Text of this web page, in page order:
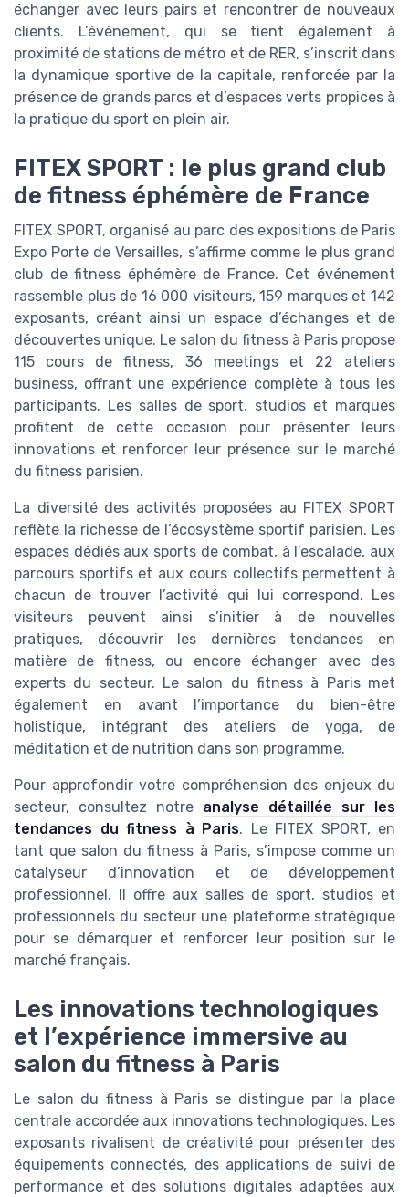
échanger avec leurs pairs et rencontrer de nouveaux
clients. L’événement, qui se tient également à
proximité de stations de métro et de RER, s’inscrit dans
la dynamique sportive de la capitale, renforcée par la
présence de grands parcs et d’espaces verts propices à
la pratique du sport en plein air.
FITEX SPORT : le plus grand club
de fitness éphémère de France
FITEX SPORT, organisé au parc des expositions de Paris
Expo Porte de Versailles, s’affirme comme le plus grand
club de fitness éphémère de France. Cet événement
rassemble plus de 16 000 visiteurs, 159 marques et 142
exposants, créant ainsi un espace d’échanges et de
découvertes unique. Le salon du fitness à Paris propose
115 cours de fitness, 36 meetings et 22 ateliers
business, offrant une expérience complète à tous les
participants. Les salles de sport, studios et marques
profitent de cette occasion pour présenter leurs
innovations et renforcer leur présence sur le marché
du fitness parisien.
La diversité des activités proposées au FITEX SPORT
reflète la richesse de l’écosystème sportif parisien. Les
espaces dédiés aux sports de combat, à l’escalade, aux
parcours sportifs et aux cours collectifs permettent à
chacun de trouver l’activité qui lui correspond. Les
visiteurs peuvent ainsi s’initier à de nouvelles
pratiques, découvrir les dernières tendances en
matière de fitness, ou encore échanger avec des
experts du secteur. Le salon du fitness à Paris met
également en avant l’importance du bien-être
holistique, intégrant des ateliers de yoga, de
méditation et de nutrition dans son programme.
Pour approfondir votre compréhension des enjeux du
secteur, consultez notre analyse détaillée sur les
tendances du fitness à Paris. Le FITEX SPORT, en
tant que salon du fitness à Paris, s’impose comme un
catalyseur d’innovation et de développement
professionnel. Il offre aux salles de sport, studios et
professionnels du secteur une plateforme stratégique
pour se démarquer et renforcer leur position sur le
marché français.
Les innovations technologiques
et l’expérience immersive au
salon du fitness à Paris
Le salon du fitness à Paris se distingue par la place
centrale accordée aux innovations technologiques. Les
exposants rivalisent de créativité pour présenter des
équipements connectés, des applications de suivi de
performance et des solutions digitales adaptées aux